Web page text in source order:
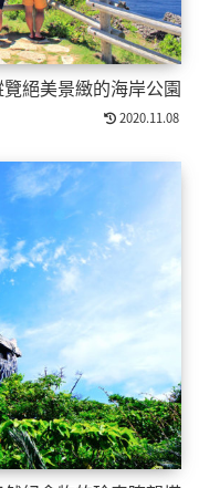
絕美景緻的海岸公園
2020.11.08